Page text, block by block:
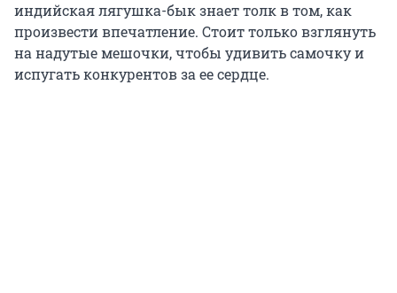
индийская лягушка-бык знает толк в том, как
произвести впечатление. Стоит только взглянуть
на надутые мешочки, чтобы удивить самочку и
испугать конкурентов за ее сердце.